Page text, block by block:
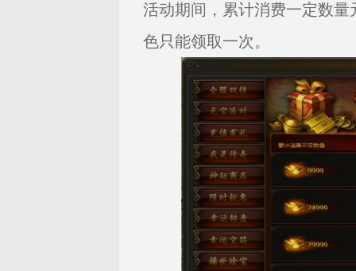
活动期间，累计消费一定数
色只能领取一次。